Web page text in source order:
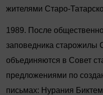
жителями Старо‑
1989. После
заповедника старожилы
объединяются в Совет
предложениями по
письмах: Нурания